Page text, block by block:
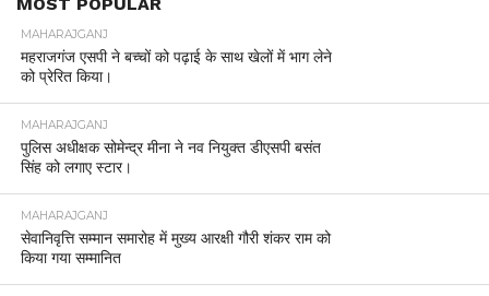
MAHARAJGANJ
महराजगंज एसपी ने बच्चों को पढ़ाई के साथ खेलों में भाग लेने
को प्रेरित किया।
MAHARAJGANJ
पुलिस अधीक्षक सोमेन्द्र मीना ने नव नियुक्त डीएसपी बसंत
सिंह को लगाए स्टार।
MAHARAJGANJ
सेवानिवृत्ति सम्मान समारोह में मुख्य आरक्षी गौरी शंकर राम को
किया गया सम्मानित